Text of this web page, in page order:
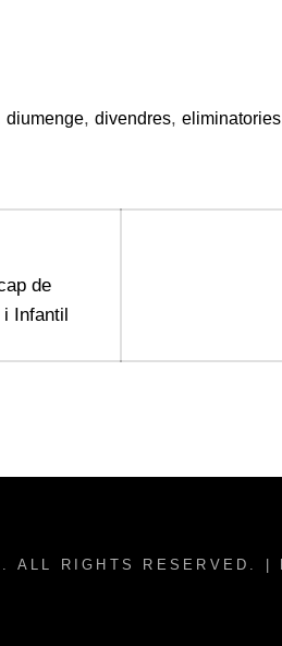
diumenge, divendres, eliminatories
de
Infantil
. ALL RIGHTS RESERVED. |